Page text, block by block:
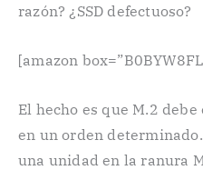
razón? ¿SSD defectuoso?
[amazon
El hecho es que M.2
en un orden
una unidad en la ranura